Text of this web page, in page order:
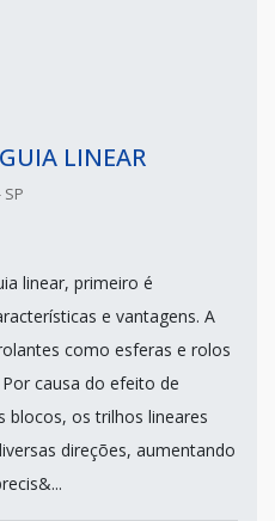
LINEAR
SP
linear, primeiro é
e vantagens. A
como esferas e rolos
causa do efeito de
blocos, os trilhos lineares
direções, aumentando